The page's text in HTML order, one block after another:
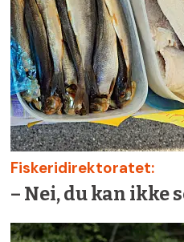
Fiskeridirektoratet:
– Nei, du kan ikke